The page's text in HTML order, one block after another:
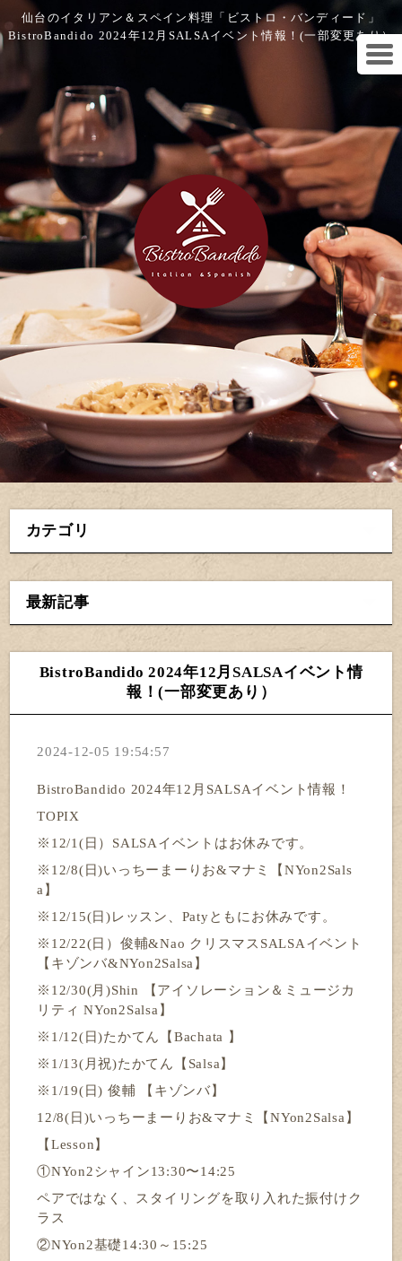
仙台のイタリアン＆スペイン料理「ビストロ・バンディード」
BistroBandido 2024年12月SALSAイベント情報！(一部変更あり）
カテゴリ
最新記事
BistroBandido 2024年12月SALSAイベント情
報！(一部変更あり）
2024-12-05 19:54:57
BistroBandido 2024年12月SALSAイベント情報！
TOPIX
※12/1(日）SALSAイベントはお休みです。
※12/8(日)いっちーまーりお&マナミ【NYon2Sals
a】
※12/15(日)レッスン、Patyともにお休みです。
※12/22(日）俊輔&Nao クリスマスSALSAイベント
【キゾンバ&NYon2Salsa】
※12/30(月)Shin 【アイソレーション＆ミュージカ
リティ NYon2Salsa】
※1/12(日)たかてん【Bachata 】
※1/13(月祝)たかてん【Salsa】
※1/19(日) 俊輔 【キゾンバ】
12/8(日)いっちーまーりお&マナミ【NYon2Salsa】
【Lesson】
①NYon2シャイン13:30〜14:25
ペアではなく、スタイリングを取り入れた振付けク
ラス
②NYon2基礎14:30～15:25